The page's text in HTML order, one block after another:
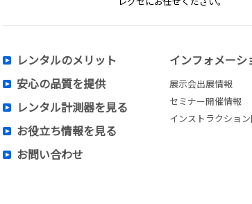
レンタルのメリット
安心の品質を提供
レンタル計測器を見る
お役立ち情報を見る
お問い合わせ
インフォメーシ
展示会出展情報
セミナー開催情報
インストラクショ